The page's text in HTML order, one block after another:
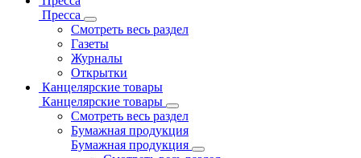
Пресса
Смотреть весь раздел
Газеты
Журналы
Открытки
Канцелярские товары
Канцелярские товары
Смотреть весь раздел
Бумажная продукция
Бумажная продукция